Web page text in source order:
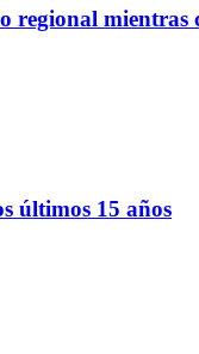
mientras
últimos 15 años